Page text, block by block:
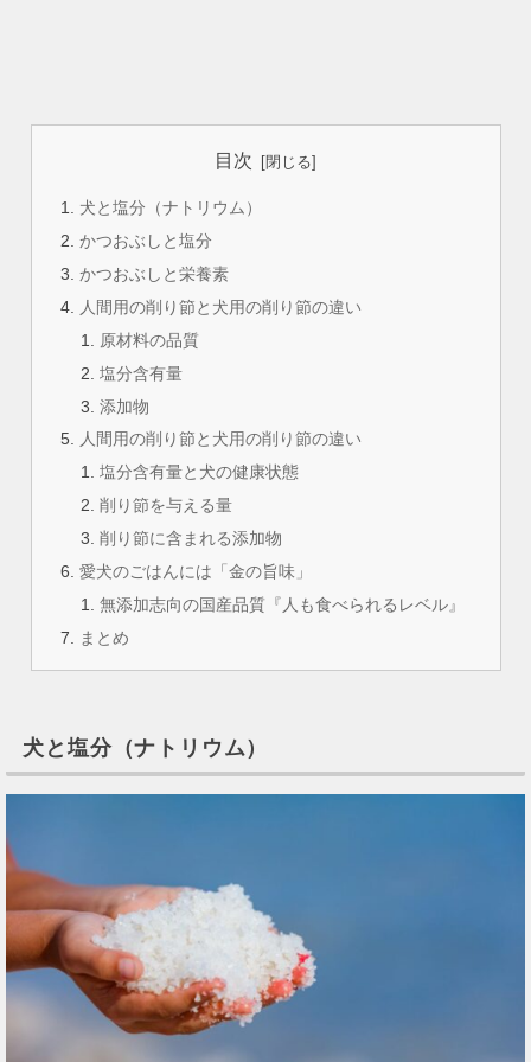
目次
犬と塩分（ナトリウム）
かつおぶしと塩分
かつおぶしと栄養素
人間用の削り節と犬用の削り節の違い
原材料の品質
塩分含有量
添加物
人間用の削り節と犬用の削り節の違い
塩分含有量と犬の健康状態
削り節を与える量
削り節に含まれる添加物
愛犬のごはんには「金の旨味」
無添加志向の国産品質『人も食べられるレベル』
まとめ
犬と塩分（ナトリウム）